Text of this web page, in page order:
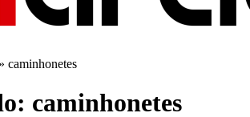
» caminhonetes
caminhonetes